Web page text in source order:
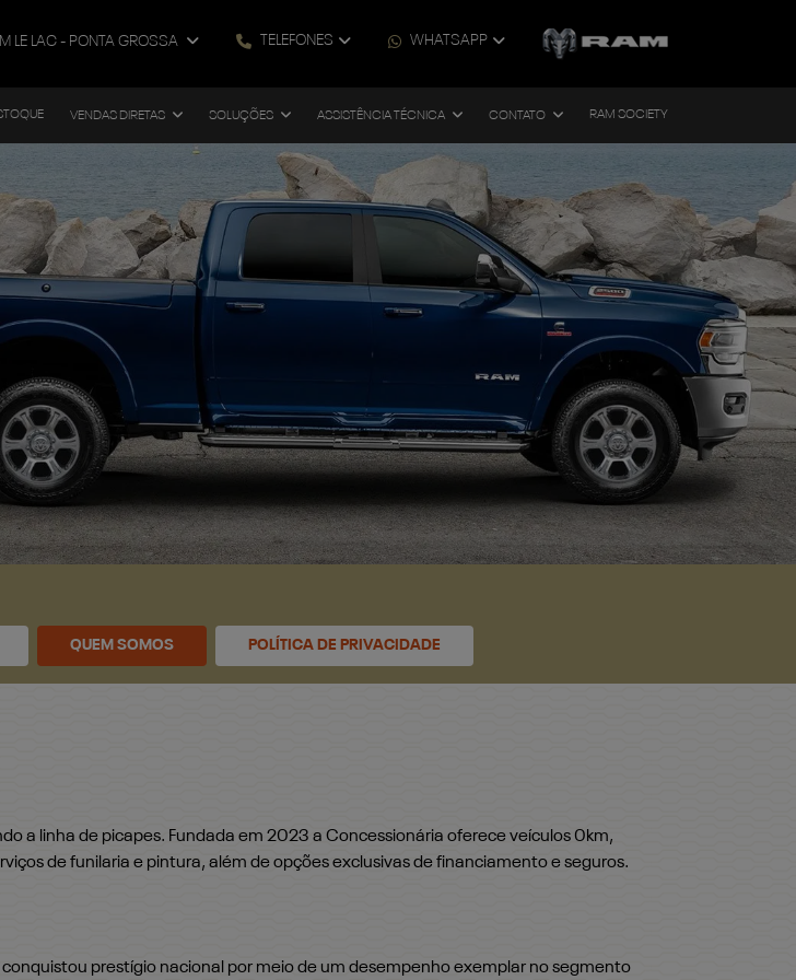
LE LAC - PONTA GROSSA TELEFONES WHATSAPP
VENDAS DIRETAS SOLUÇÕES ASSISTÊNCIA TÉCNICA CONTATO RAM SOCIETY
QUEM SOMOS POLÍTICA DE PRIVACIDADE
a linha de picapes. Fundada em 2023 a Concessionária oferece veículos 0km,
de funilaria e pintura, além de opções exclusivas de financiamento e seguros.
prestígio nacional por meio de um desempenho exemplar no segmento